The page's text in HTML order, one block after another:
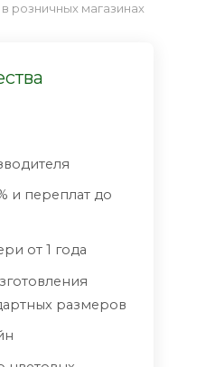
розничных магазинах
и переплат до
от 1 года
размеров